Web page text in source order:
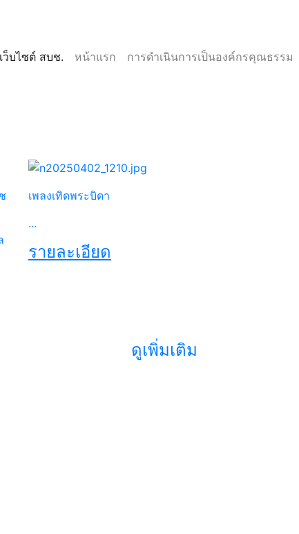
เว็บไซต์ สบช. (current)
หน้าแรก (current)
การดำเนินการเป็นองค์กรคุณธรรม
เพลงเทิดพระบิดา
...
รายละเอียด
ดูเพิ่มเติม